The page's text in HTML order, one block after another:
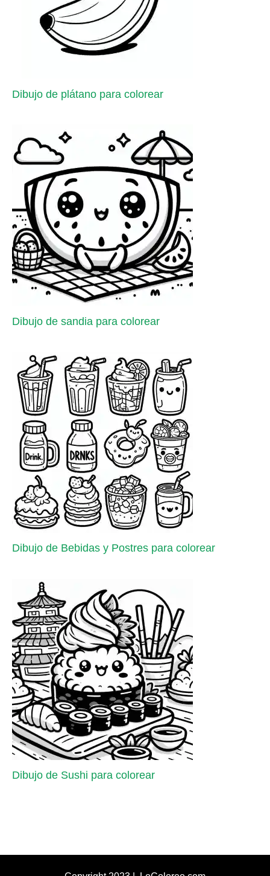
Dibujo de plátano para colorear
Dibujo de sandia para colorear
Dibujo de Bebidas y Postres para colorear
Dibujo de Sushi para colorear